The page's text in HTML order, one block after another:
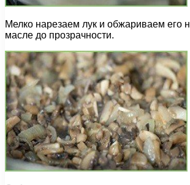
Мелко нарезаем лук и обжариваем его
масле до прозрачности.